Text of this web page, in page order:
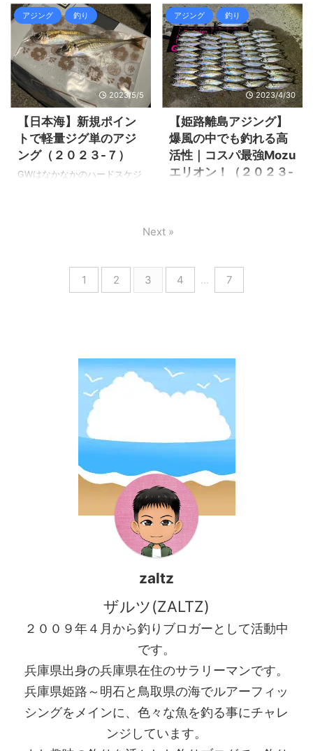
す。 アジング用におすすめの
タングステンジグヘッドコス
パに優れたワームキーパー付
き 私がアジングを始めた頃は
ずっと鉛のジグヘッドを使っ
てきま ...
ックルに変化が無いままの状
況でした。 近年アジが釣れな
い事もあって、アジングタッ
クルを購入しようと言う気持
ちがなか ...
ＳＳＳＰＧを２月に予約をし
て、発売延期になって５月末
にようやく手元に届きまし
た。 ２３ヴァンキッシュを早
速アジングで使いたくて、姫
路離島アジングへ出掛ける事
にしました。 今回の釣行から
アジングタックルの変更を
色々やってみました。 ２３ヴ
ァンキッシュ投入 エックスブ
レイドS-PET投入 革命的ライ
ンのThe ONE投入 ２１コルト
ーンが・・・ 仕方なく今回も
金曜日の仕事上がりに姫路離
島へ渡りアジングをする事に
しました。 情報では相変わら
ずの豆アジだけど、普通に少
し成長してアベレージが上が
ってきたとか。 本当はデカア
ジが釣りたいけど、豆アジで
も釣れないよりはマシ！ 噂通
り少しだけ大きくなって、引
きも豆なりに良く引く様にな
っていて楽しめました。 今回
れを探す事も重要と認識しま
ア ...
アジング 釣り
2023/5/5
【日本海】新規ポイン
トで軽量ジグ単のアジ
ング（２０２３-７）
GWはなかなかのハードスケジ
ジングに出掛けました。 先日
バニーさんに教えて頂いた新
きましょう。 日本海アジング
基本的にアタリの無い我慢の
釣り 今回の新規ポイントは昨
年から良く通ったアジングポ
イントから数分の漁港で、バ
ニーさんが数日前に行かれて
アジング 釣り
2023/4/30
【姫路離島アジング】
爆風の中でも釣れる高
活性｜コスパ最強Mozu
エリオン！（２０２３-
情報通りのひたすら豆アジン
グに出掛けたいとは思ってい
ましたが、週間予報で雨が多
い。 仕方なく金曜日の仕事終
爆風で釣りにくい状況でもサ
クサク釣れる入れ食い状態(笑)
そして今回もMozuエリオンが
大活躍でした。 それでは釣行
の様子を見て行きましょう。
姫路離島アジング爆風の中で
務地が変わっており、 ...
1 2 3 4 … 7
Next »
zaltz
ザルツ(ZALTZ)
２００９年４月から釣りブロガーとして活動中
です。
兵庫県出身の兵庫県在住のサラリーマンです。
兵庫県姫路～明石と鳥取県の海でルアーフィッ
シングをメインに、色々な魚を釣る事にチャレ
ンジしています。